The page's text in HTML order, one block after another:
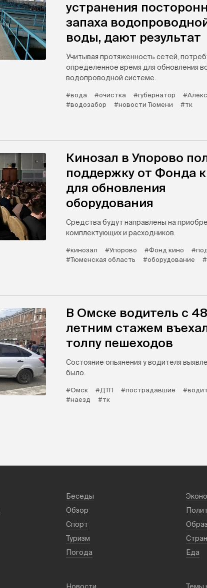
устранения
запаха
воды, дают результат
Учитывая протяженность сетей,
определенное время для обновления
водопроводной системе.
#вода #очистка #губернатор
#водозабор
#новости Тюмени #тк
Кинозал в Упорово
поддержку от Фонда
для обновления
оборудования
Средства будут направлены на
комплектующих и расходников.
#кинозал #Упорово #Фонд кино
#Тюменская область
#оборудование
В Омске водитель с
летним стажем
толпу пешеходов
Состояние опьянения у водителя
было.
#Омск #ДТП #пострадавшие
#наезд
#тк
Беседы
Обзор
Спорт
Туризм
Погода Еда